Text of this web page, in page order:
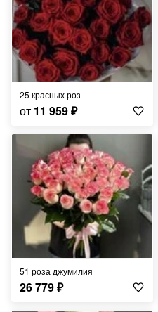
25 красных роз
от 11 959₽
51 роза джумилия
26 779₽